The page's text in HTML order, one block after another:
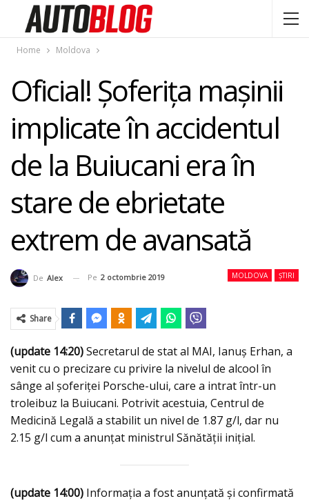
Home Moldova
Oficial! Şoferiţa maşinii
implicate în accidentul
de la Buiucani era în
stare de ebrietate
extrem de avansată
MOLDOVA ȘTIRI
De Alex Pe 2 octombrie 2019
Share
(update 14:20)Secretarul de stat al MAI, Ianuș Erhan, a
venit cu o precizare cu privire la nivelul de alcool în
sânge al șoferiței Porsche-ului, care a intrat într-un
troleibuz la Buiucani. Potrivit acestuia, Centrul de
Medicină Legală a stabilit un nivel de 1.87 g/l, dar nu
2.15 g/l cum a anunțat ministrul Sănătății inițial.
(update 14:00) Informația a fost anunțată şi confirmată